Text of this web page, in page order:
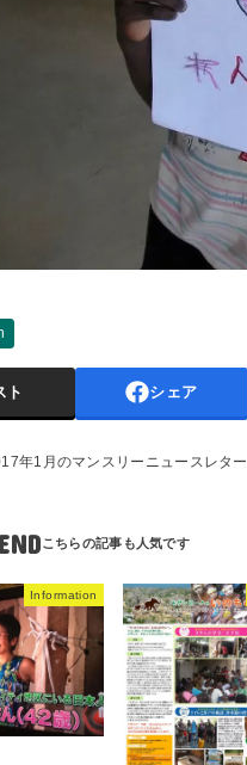
ト シェア
年1月のマンスリーニュースレター
Information